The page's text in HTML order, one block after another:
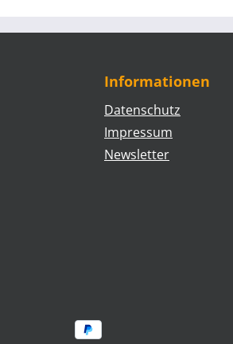
Informationen
Datenschutz
Impressum
Newsletter